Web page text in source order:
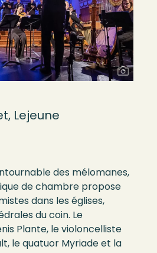
Lejeune
des mélomanes,
de chambre propose
dans les églises,
du coin. Le
Plante, le violoncelliste
le quatuor Myriade et la